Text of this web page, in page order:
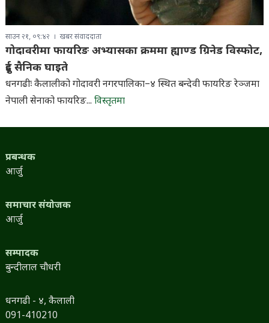
साउन २१, ०९:४२ खबर संवाददाता
गोदावरीमा फायरिङ अभ्यासका क्रममा ह्याण्ड ग्रिनेड विस्फोट,
दुई सैनिक घाइते
धनगढीः कैलालीको गोदावरी नगरपालिका–४ स्थित बन्देवी फायरिङ रेञ्जमा
नेपाली सेनाको फायरिङ... विस्तृतमा
प्रबन्धक
आर्जु
समाचार संयोजक
आर्जु
सम्पादक
बुन्दीलाल चौधरी
धनगढी - ४, कैलाली
091-410210